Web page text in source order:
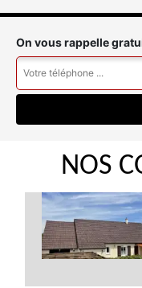
On vous rappelle
NOS